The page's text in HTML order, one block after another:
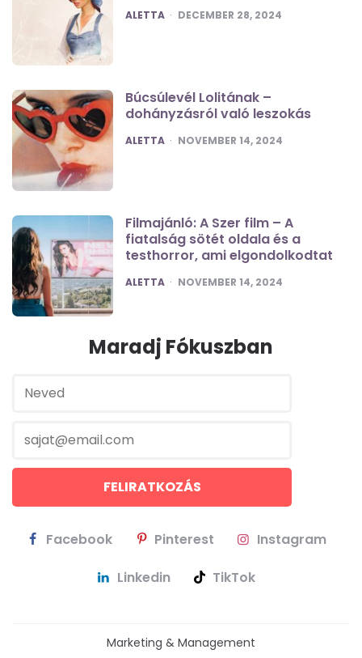
POSTED
ALETTA DECEMBER 28, 2024
Búcsúlevél Lolitának –
dohányzásról való leszokás
POSTED
ALETTA NOVEMBER 14, 2024
Filmajánló: A Szer film – A
fiatalság sötét oldala és a
testhorror, ami elgondolkodtat
POSTED
ALETTA NOVEMBER 14, 2024
Maradj Fókuszban
Facebook Pinterest Instagram
Linkedin TikTok
Marketing & Management